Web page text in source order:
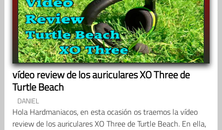
vídeo review de los auriculares XO Three de
Turtle Beach
DANIEL
Hola Hardmaniacos, en esta ocasión os traemos la vídeo
review de los auriculares XO Three de Turtle Beach. En ella,